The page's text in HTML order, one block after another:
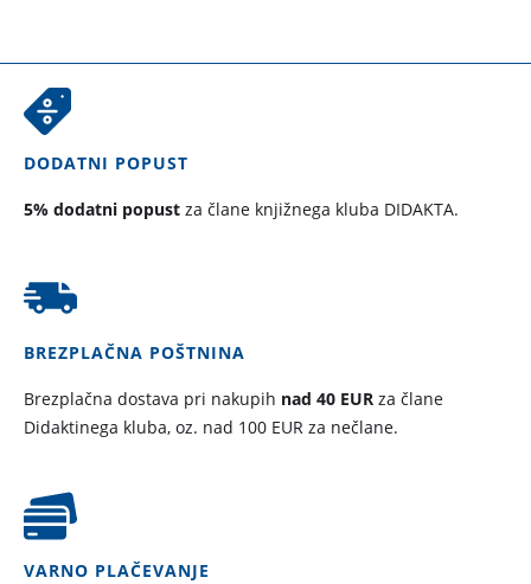
DODATNI POPUST
5% dodatni popust za člane knjižnega kluba DIDAKTA.
BREZPLAČNA POŠTNINA
Brezplačna dostava pri nakupih nad 40 EUR za člane
Didaktinega kluba, oz. nad 100 EUR za nečlane.
VARNO PLAČEVANJE